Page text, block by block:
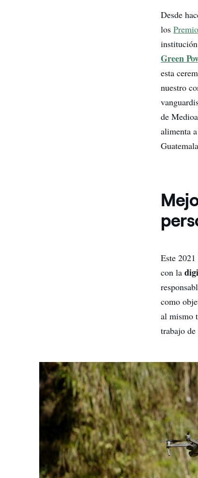
Desde
los
Green
esta
nuestro
de
alimenta
Este
con la
como
al mismo
trabajo de